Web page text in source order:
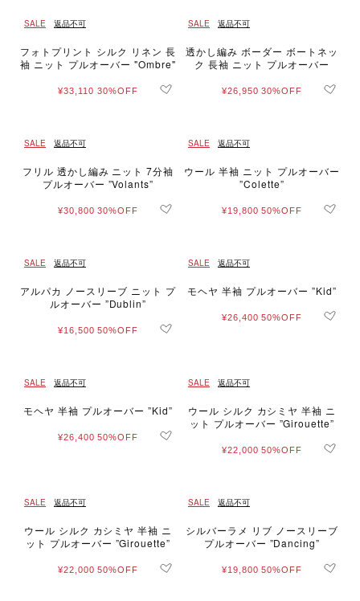
SALE 返品不可
フォトプリント シルク リネン 長
袖 ニット プルオーバー "Ombre"
¥33,110 30%OFF
SALE 返品不可
透かし編み ボーダー ボートネッ
ク 長袖 ニット プルオーバー
¥26,950 30%OFF
SALE 返品不可
フリル 透かし編み ニット 7分袖
プルオーバー ”Volants”
¥30,800 30%OFF
SALE 返品不可
ウール 半袖 ニット プルオーバー
”Colette”
¥19,800 50%OFF
SALE 返品不可
アルパカ ノースリーブ ニット プ
ルオーバー ”Dublin”
¥16,500 50%OFF
SALE 返品不可
モヘヤ 半袖 プルオーバー ”Kid”
¥26,400 50%OFF
SALE 返品不可
モヘヤ 半袖 プルオーバー ”Kid”
¥26,400 50%OFF
SALE 返品不可
ウール シルク カシミヤ 半袖 ニ
ット プルオーバー ”Girouette”
¥22,000 50%OFF
SALE 返品不可
ウール シルク カシミヤ 半袖 ニ
ット プルオーバー ”Girouette”
¥22,000 50%OFF
SALE 返品不可
シルバーラメ リブ ノースリーブ
プルオーバー ”Dancing”
¥19,800 50%OFF